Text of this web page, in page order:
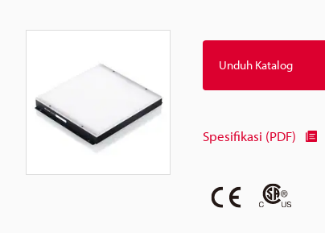
Unduh Katalog
Spesifikasi (PDF)